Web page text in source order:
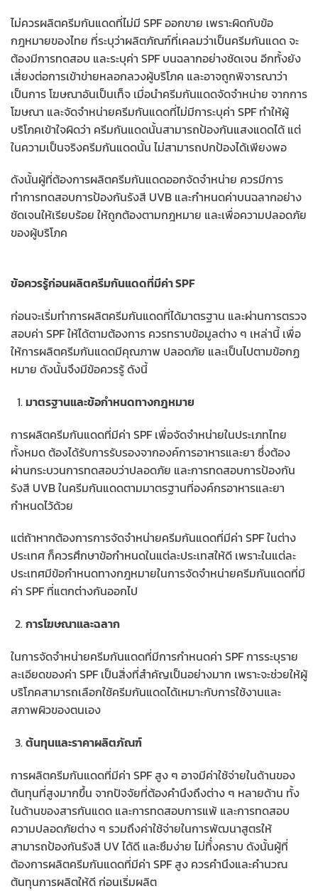
ไม่ควรผลิตครีมกันแดดที่ไม่มี SPF ออกขาย เพราะผิดกับข้อ
กฎหมายของไทย ที่ระบุว่าผลิตภัณฑ์ที่เคลมว่าเป็นครีมกันแดด จะ
ต้องมีการทดสอบ และระบุค่า SPF บนฉลากอย่างชัดเจน อีกทั้งยัง
เสี่ยงต่อการเข้าข่ายหลอกลวงผู้บริโภค และอาจถูกพิจารณาว่า
เป็นการ โฆษณาอันเป็นเท็จ เมื่อนำครีมกันแดดจัดจำหน่าย จากการ
โฆษณา และจัดจำหน่ายครีมกันแดดที่ไม่มีการะบุค่า SPF ทำให้ผู้
บริโภคเข้าใจผิดว่า ครีมกันแดดนั้นสามารถป้องกันแสงแดดได้ แต่
ในความเป็นจริงครีมกันแดดนั้น ไม่สามารถปกป้องได้เพียงพอ
ดังนั้นผู้ที่ต้องการผลิตครีมกันแดดออกจัดจำหน่าย ควรมีการ
ทำการทดสอบการป้องกันรังสี UVB และกำหนดค่าบนฉลากอย่าง
ชัดเจนให้เรียบร้อย ให้ถูกต้องตามกฎหมาย และเพื่อความปลอดภัย
ของผู้บริโภค
ข้อควรรู้ก่อนผลิตครีมกันแดดที่มีค่า SPF
ก่อนจะเริ่มทำการผลิตครีมกันแดดที่ได้มาตรฐาน และผ่านการตรวจ
สอบค่า SPF ให้ได้ตามต้องการ ควรทราบข้อมูลต่าง ๆ เหล่านี้ เพื่อ
ให้การผลิตครีมกันแดดมีคุณภาพ ปลอดภัย และเป็นไปตามข้อกฏ
หมาย ดังนั้นจึงมีข้อควรรู้ ดังนี้
มาตรฐานและข้อกำหนดทางกฎหมาย
การผลิตครีมกันแดดที่มีค่า SPF เพื่อจัดจำหน่ายในประเภทไทย
ทั้งหมด ต้องได้รับการรับรองจากองค์การอาหารและยา ซึ่งต้อง
ผ่านกระบวนการทดสอบว่าปลอดภัย และการทดสอบการป้องกัน
รังสี UVB ในครีมกันแดดตามมาตรฐานที่องค์กรอาหารและยา
กำหนดไว้ด้วย
แต่ถ้าหากต้องการการจัดจำหน่ายครีมกันแดดที่มีค่า SPF ในต่าง
ประเทศ ก็ควรศึกษาข้อกำหนดในแต่ละประเทสให้ดี เพราะในแต่ละ
ประเทศมีข้อกำหนดทางกฎหมายในการจัดจำหน่ายครีมกันแดดที่มี
ค่า SPF ที่แตกต่างกันออกไป
การโฆษณาและฉลาก
ในการจัดจำหน่ายครีมกันแดดที่มีการกำหนดค่า SPF การระบุราย
ละเอียดของค่า SPF เป็นสิ่งที่สำคัญเป็นอย่างมาก เพราะจะช่วยให้ผู้
บริโภคสามารถเลือกใช้ครีมกันแดดได้เหมาะกับการใช้งานและ
สภาพผิวของตนเอง
ต้นทุนและราคาผลิตภัณฑ์
การผลิตครีมกันแดดที่มีค่า SPF สูง ๆ อาจมีค่าใช้จ่ายในด้านของ
ต้นทุนที่สูงมากขึ้น จากปัจจัยที่ต้องคำนึงถึงต่าง ๆ หลายด้าน ทั้ง
ในด้านของสารกันแดด และการทดสอบการแพ้ และการทดสอบ
ความปลอดภัยต่าง ๆ รวมถึงค่าใช้จ่ายในการพัฒนาสูตรให้
สามารถป้องกันรังสี UV ได้ดี และซึมง่าย ไม่ทิ้่งคราบ ดังนั้นผู้ที่
ต้องการผลิตครีมกันแดดที่มีค่า SPF สูง ควรคำนึงและคำนวณ
ต้นทุนการผลิตให้ดี ก่อนเริ่มผลิต